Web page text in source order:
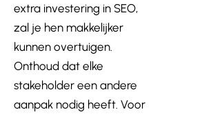
extra investering in SEO,
zal je hen makkelijker
kunnen overtuigen.
Onthoud dat elke
stakeholder een andere
aanpak nodig heeft. Voor